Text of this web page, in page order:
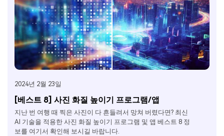
2024년 2월 23일
[베스트 8] 사진 화질 높이기 프로그램/앱
지난 번 여행 때 찍은 사진이 다 흔들려서 망쳐 버렸다면? 최신
AI 기술을 적용한 사진 화질 높이기 프로그램 및 앱 베스트 8 정
보를 여기서 확인해 보시길 바랍니다.